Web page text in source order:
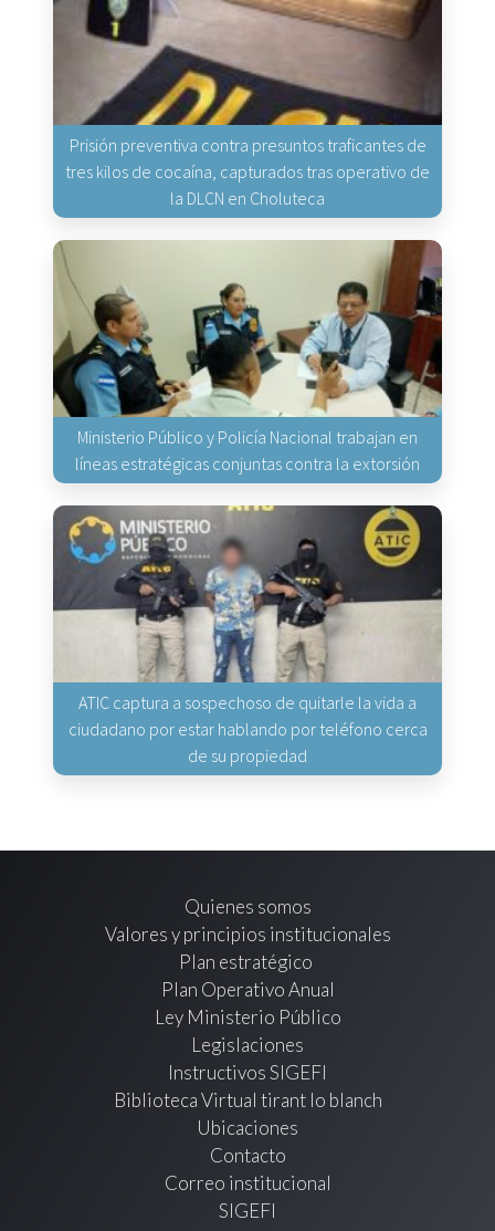
Prisión preventiva contra presuntos traficantes de
tres kilos de cocaína, capturados tras operativo de
la DLCN en Choluteca
Ministerio Público y Policía Nacional trabajan en
líneas estratégicas conjuntas contra la extorsión
ATIC captura a sospechoso de quitarle la vida a
ciudadano por estar hablando por teléfono cerca
de su propiedad
Quienes somos
Valores y principios institucionales
Plan estratégico
Plan Operativo Anual
Ley Ministerio Público
Legislaciones
Instructivos SIGEFI
Biblioteca Virtual tirant lo blanch
Ubicaciones
Contacto
Correo institucional
SIGEFI